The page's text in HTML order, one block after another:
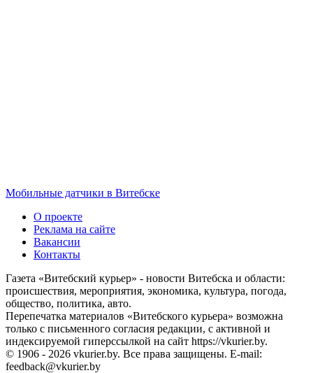
Мобильные датчики в Витебске
О проекте
Реклама на сайте
Вакансии
Контакты
Газета «Витебский курьер» - новости Витебска и области:
происшествия, мероприятия, экономика, культура, погода,
общество, политика, авто.
Перепечатка материалов «Витебского курьера» возможна
только с письменного согласия редакции, с активной и
индексируемой гиперссылкой на сайт https://vkurier.by.
© 1906 - 2026 vkurier.by. Все права защищены. E-mail:
feedback@vkurier.by